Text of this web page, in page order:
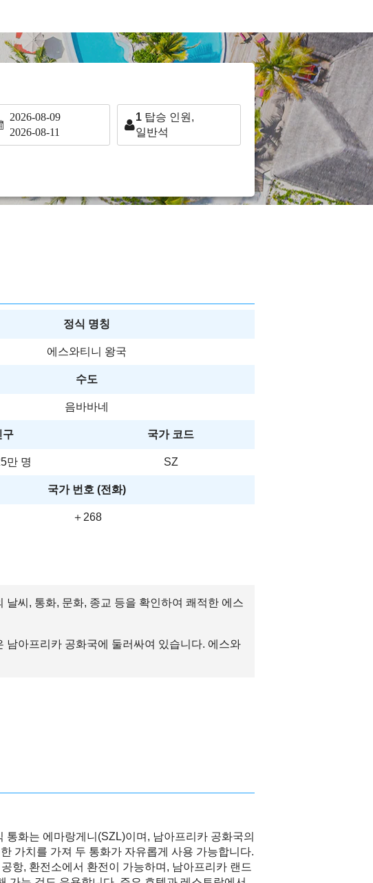
2026-08-09
2026-08-11
1 탑승 인원,
일반석
정식 명칭
에스와티니 왕국
수도
음바바네
구 국가 코드
만 명 SZ
국가 번호 (전화)
＋268
씨, 통화, 문화, 종교 등을 확인하여 쾌적한 에스
아프리카 공화국에 둘러싸여 있습니다. 에스와
통화는 에마랑게니(SZL)이며, 남아프리카 공화국의
가치를 가져 두 통화가 자유롭게 사용 가능합니다.
항, 환전소에서 환전이 가능하며, 남아프리카 랜드